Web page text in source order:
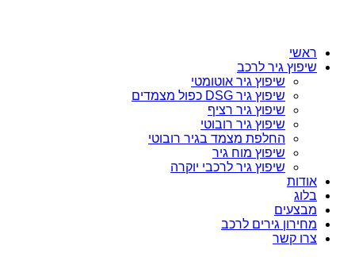
ראשי
שיפוץ גיר לרכב
שיפוץ גיר אוטומטי
שיפוץ גיר DSG כפול מצמדים
שיפוץ גיר רציף
שיפוץ גיר רובוטי
החלפת מצמד בגיר רובוטי
שיפוץ מוח גיר
שיפוץ גיר לרכבי יוקרה
אודות
בלוג
מבצעים
מחירון גירים לרכב
צרו קשר